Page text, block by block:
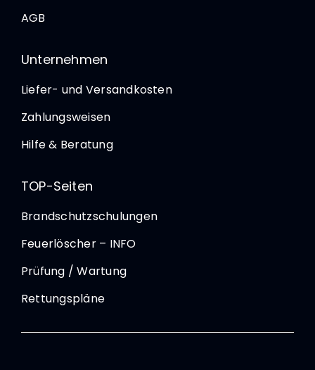
AGB
Unternehmen
Liefer- und Versandkosten
Zahlungsweisen
Hilfe & Beratung
TOP-Seiten
Brandschutzschulungen
Feuerlöscher – INFO
Prüfung / Wartung
Rettungspläne